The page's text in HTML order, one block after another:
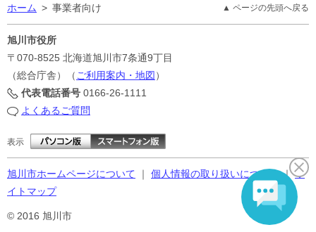
ホーム > 事業者向け ▲ ページの先頭へ戻る
旭川市役所
〒070-8525 北海道旭川市7条通9丁目
（総合庁舎）（ ご利用案内・地図 ）
代表電話番号 0166-26-1111
よくあるご質問
表示
旭川市ホームページについて ｜ 個人情報の取り扱いについて｜サ
イトマップ
© 2016 旭川市